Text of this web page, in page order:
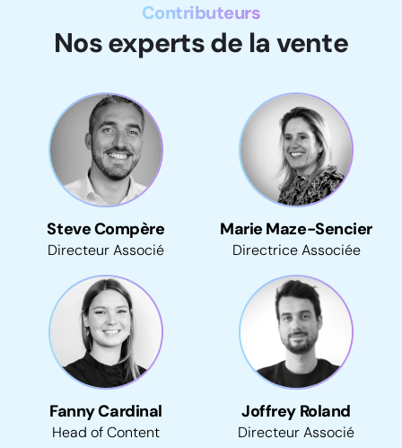
Contributeurs
Nos experts de la vente
Steve Compère
Directeur Associé
Marie Maze-Sencier
Directrice Associée
Fanny Cardinal
Head of Content
Joffrey Roland
Directeur Associé